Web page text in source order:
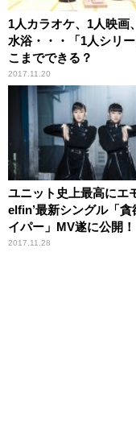
1人カラオケ、1人映画
水浴・・・「1人シリ
こまでできる？
2017.11.20
ユニット史上最高にエ
elfin’最新シングル「貪
イパー」MV遂に公開！
2017.11.28